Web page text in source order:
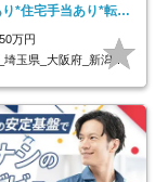
*住宅手当あり*転勤
万円
県_大阪府_新潟県_福岡県